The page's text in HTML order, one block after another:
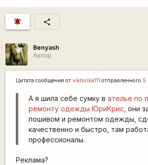
notifications_active share
Benyash
Автор
Цитата сообщения от viktorika111 отправленного 5
А я шила себе сумку в ателье по
ремонту одежды ЮриКрис , они
пошивом и ремонтом одежды,
качественно и быстро, там
профессионалы.
Реклама?